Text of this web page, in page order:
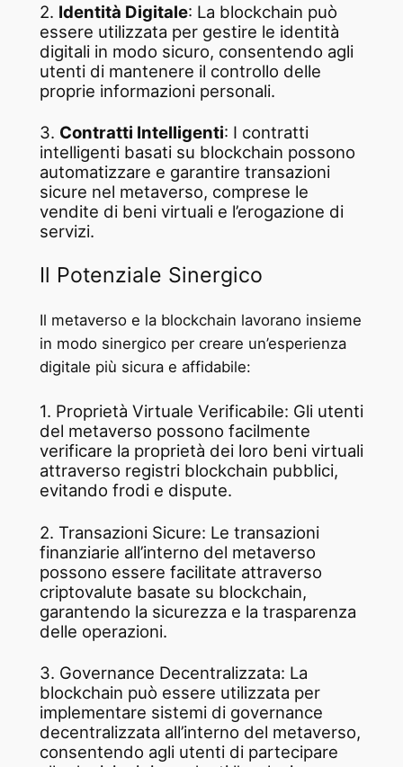
2. Identità Digitale: La blockchain può
essere utilizzata per gestire le identità
digitali in modo sicuro, consentendo agli
utenti di mantenere il controllo delle
proprie informazioni personali.
3. Contratti Intelligenti: I contratti
intelligenti basati su blockchain possono
automatizzare e garantire transazioni
sicure nel metaverso, comprese le
vendite di beni virtuali e l’erogazione di
servizi.
Il Potenziale Sinergico
Il metaverso e la blockchain lavorano insieme
in modo sinergico per creare un’esperienza
digitale più sicura e affidabile:
1. Proprietà Virtuale Verificabile: Gli utenti
del metaverso possono facilmente
verificare la proprietà dei loro beni virtuali
attraverso registri blockchain pubblici,
evitando frodi e dispute.
2. Transazioni Sicure: Le transazioni
finanziarie all’interno del metaverso
possono essere facilitate attraverso
criptovalute basate su blockchain,
garantendo la sicurezza e la trasparenza
delle operazioni.
3. Governance Decentralizzata: La
blockchain può essere utilizzata per
implementare sistemi di governance
decentralizzata all’interno del metaverso,
consentendo agli utenti di partecipare